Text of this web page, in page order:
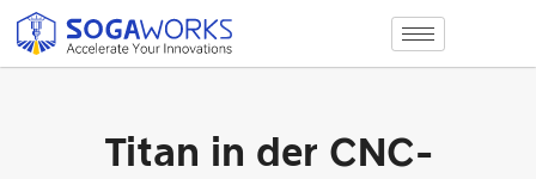
Titan in der CNC-